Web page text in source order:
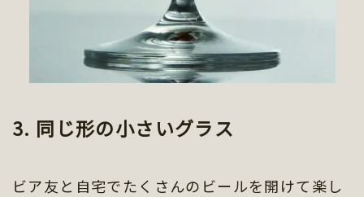
3. 同じ形の小さいグラス
ビア友と自宅でたくさんのビールを開けて楽し